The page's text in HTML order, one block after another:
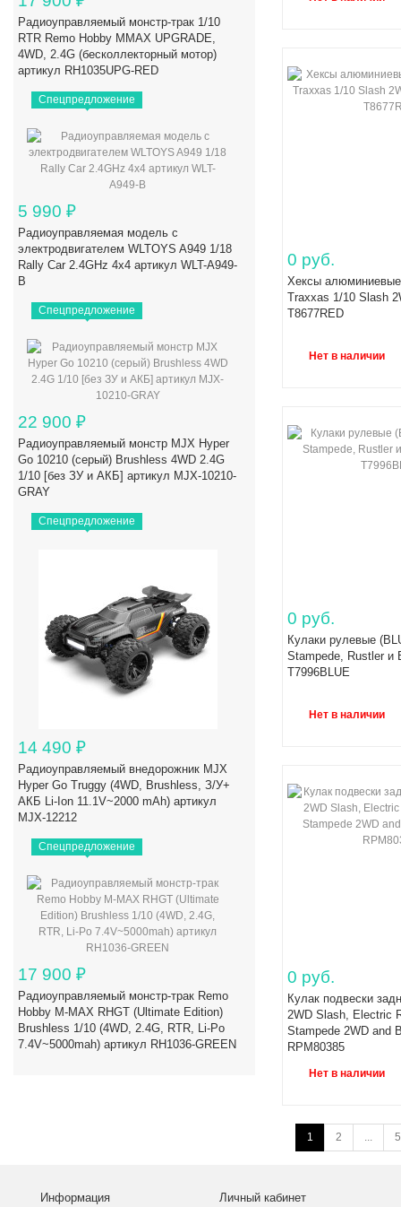
Радиоуправляемый монстр-трак 1/10
RTR Remo Hobby MMAX UPGRADE,
4WD, 2.4G (бесколлекторный мотор)
артикул RH1035UPG-RED
Спецпредложение
5 990 ₽
Радиоуправляемая модель с
электродвигателем WLTOYS A949 1/18
Rally Car 2.4GHz 4x4 артикул WLT-A949-
B
Спецпредложение
22 900 ₽
Радиоуправляемый монстр MJX Hyper
Go 10210 (серый) Brushless 4WD 2.4G
1/10 [без ЗУ и АКБ] артикул MJX-10210-
GRAY
Спецпредложение
14 490 ₽
Радиоуправляемый внедорожник MJX
Hyper Go Truggy (4WD, Brushless, З/У+
АКБ Li-Ion 11.1V~2000 mAh) артикул
MJX-12212
Спецпредложение
17 900 ₽
Радиоуправляемый монстр-трак Remo
Hobby M-MAX RHGT (Ultimate Edition)
Brushless 1/10 (4WD, 2.4G, RTR, Li-Po
7.4V~5000mah) артикул RH1036-GREEN
0 руб.
Хексы
Traxxas 1/10 Slash
T8677RED
Нет в наличии
0 руб.
Кулаки рулевые
Stampede, Rustler и
T7996BLUE
Нет в наличии
0 руб.
Кулак подвески
2WD Slash, Electric
Stampede 2WD and
RPM80385
Нет в наличии
1 2 ... 5
Информация Личный кабинет